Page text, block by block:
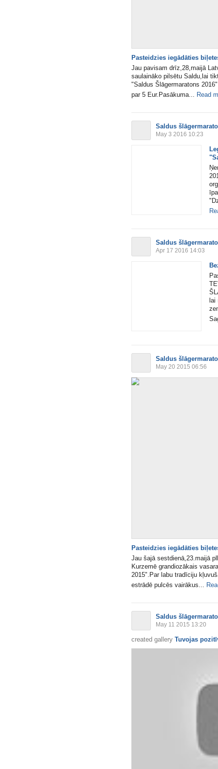
Pasteidzies iegādāties
Jau pavisam drīz,28,maijā
saulaināko pilsētu Saldu,lai
"Saldus Šlāgermaratons
par 5 Eur.Pasākuma...
Read
Saldus
May 3 2016 10:23
Saldus
Apr 17 2016 14:03
lai
Saldus
May 20 2015 06:56
Pasteidzies iegādāties
Jau šajā sestdienā,23.maijā
Kurzemē grandiozākais
2015".Par labu tradīciju
estrādē pulcēs vairākus...
Saldus
May 11 2015 13:20
created gallery Tuvojas